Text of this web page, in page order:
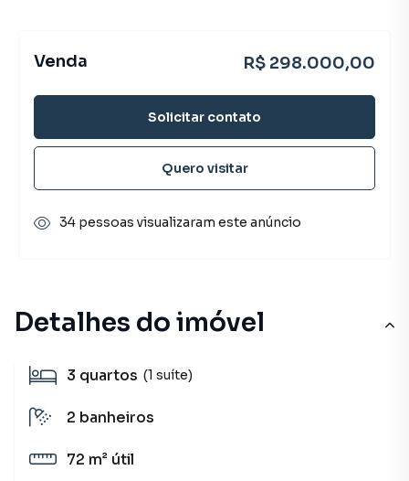
Detalhes do imóvel
3 quartos (1 suíte)
2 banheiros
72 m² útil
Venda R$ 298.000,00
Solicitar contato
Quero visitar
34 pessoas visualizaram este anúncio